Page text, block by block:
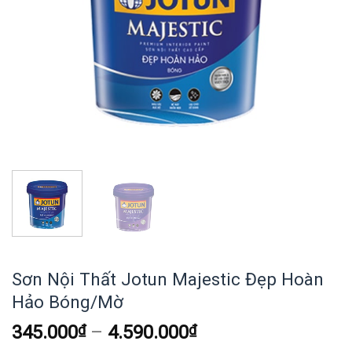
Sơn Nội Thất Jotun Majestic Đẹp Hoàn
Hảo Bóng/Mờ
345.000₫– 4.590.000₫